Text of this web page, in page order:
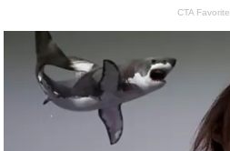
CTA Favorite